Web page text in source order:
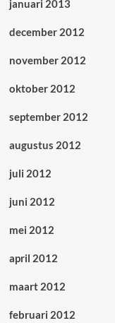
januari 2013
december 2012
november 2012
oktober 2012
september 2012
augustus 2012
juli 2012
juni 2012
mei 2012
april 2012
maart 2012
februari 2012